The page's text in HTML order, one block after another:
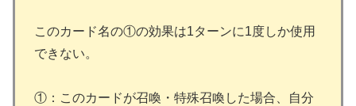
このカード名の①の効果は1ターンに1度しか使用
できない。
①：このカードが召喚・特殊召喚した場合、自分